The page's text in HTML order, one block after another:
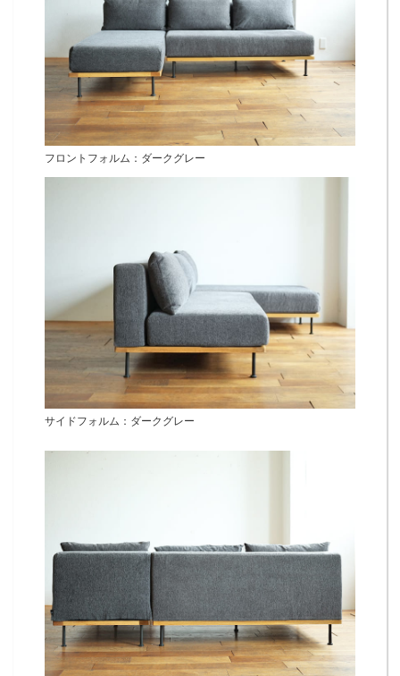
フロントフォルム：ダークグレー
サイドフォルム：ダークグレー